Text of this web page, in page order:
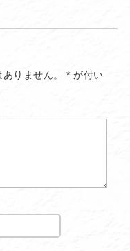
りません。 * が付い